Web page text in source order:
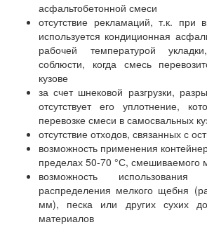
асфальтобетонной смеси
отсутствие рекламаций, т.к. при
используется кондиционная
рабочей температурой
соблюсти, когда смесь
кузове
за счет шнековой разгрузки,
отсутствует его уплотнение,
перевозке смеси в самосвальных
отсутствие отходов, связанных с
возможность применения
пределах 50-70 °С, смешиваемого
возможность
распределения мелкого щебня
мм), песка или других сухих
материалов